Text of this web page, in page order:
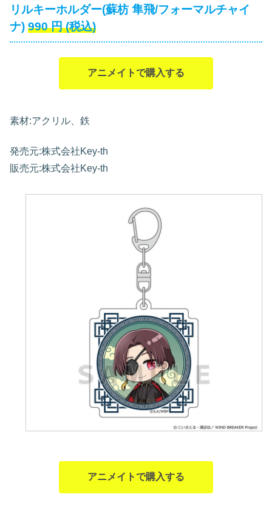
リルキーホルダー(蘇枋 隼飛/フォーマルチャイ
ナ) 990 円 (税込)
アニメイトで購入する
素材:アクリル、鉄
発売元:株式会社Key-th
販売元:株式会社Key-th
アニメイトで購入する